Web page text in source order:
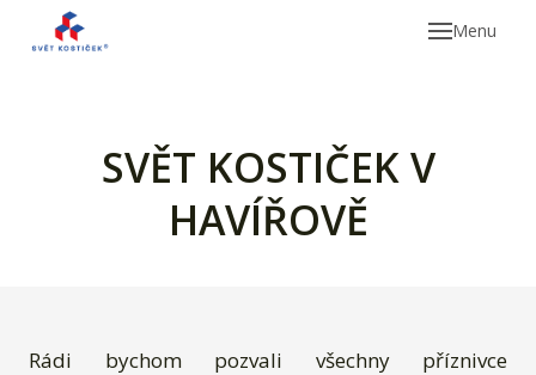
Menu
SVĚT KOSTIČEK V
HAVÍŘOVĚ
Rádi bychom pozvali všechny příznivce